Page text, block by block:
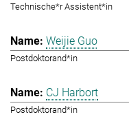
Technische*r Assistent*in
Weijie Guo
Postdoktorand*in
CJ Harbort
Postdoktorand*in